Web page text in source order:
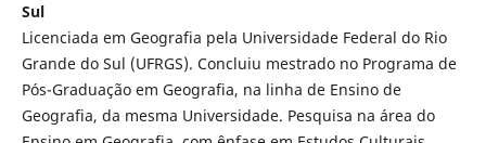
Sul
Licenciada em Geografia pela Universidade Federal do Rio
Grande do Sul (UFRGS). Concluiu mestrado no Programa de
Pós-Graduação em Geografia, na linha de Ensino de
Geografia, da mesma Universidade. Pesquisa na área do